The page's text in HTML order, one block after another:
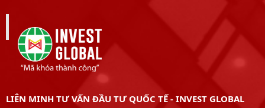
LIÊN MINH TƯ VẤN ĐẦU TƯ QUỐC TẾ - INVEST GLOBAL